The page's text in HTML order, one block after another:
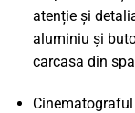
atenție și
aluminiu și
carcasa din